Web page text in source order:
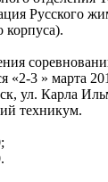
Русского
корпуса).
«2-3 » марта
ул. Карла
техникум.